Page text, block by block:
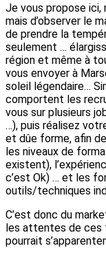
Je vous propose ici,
mais d’observer le
de prendre la
seulement …
région et même à
vous envoyer à
soleil légendaire…
comportent les
vous sur plusieurs
…), puis réalisez
et dûe forme, afin
les niveaux de
existent),
c’est Ok) … et les
outils/techniques
C’est donc du
les attentes de ces
pourrait